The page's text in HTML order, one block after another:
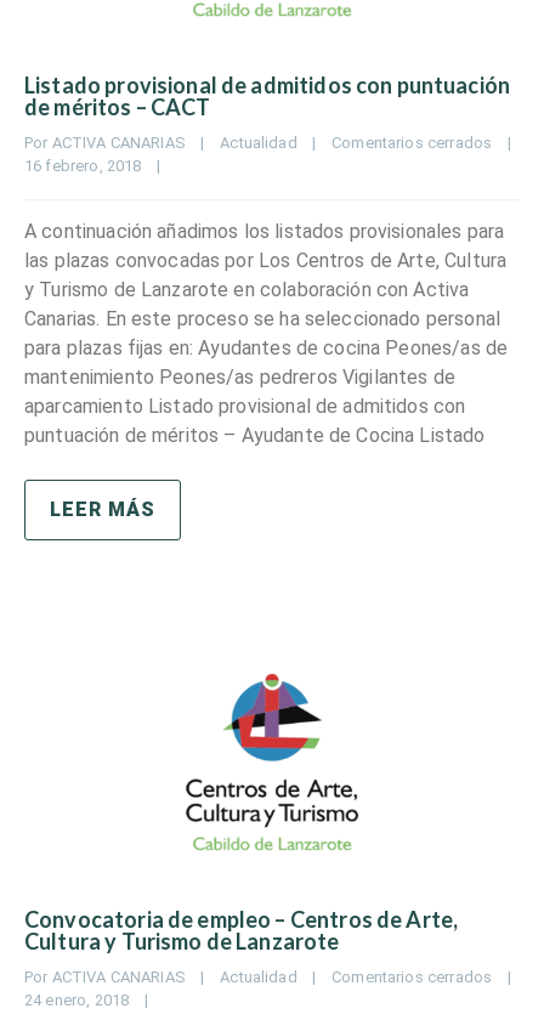
Listado provisional de admitidos con puntuación
de méritos – CACT
Por ACTIVA CANARIAS | Actualidad | Comentarios cerrados
|
16 febrero, 2018 |
A continuación añadimos los listados provisionales para
las plazas convocadas por Los Centros de Arte, Cultura
y Turismo de Lanzarote en colaboración con Activa
Canarias. En este proceso se ha seleccionado personal
para plazas fijas en: Ayudantes de cocina Peones/as de
mantenimiento Peones/as pedreros Vigilantes de
aparcamiento Listado provisional de admitidos con
puntuación de méritos – Ayudante de Cocina Listado
LEER MÁS
Convocatoria de empleo – Centros de Arte,
Cultura y Turismo de Lanzarote
Por ACTIVA CANARIAS | Actualidad | Comentarios cerrados
|
24 enero, 2018 |